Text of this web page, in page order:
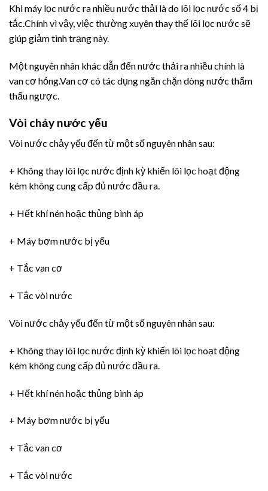
Khi máy lọc nước ra nhiều nước thải là do lõi lọc nước số 4 bị
tắc.Chính vì vậy, việc thường xuyên thay thế lõi lọc nước sẽ
giúp giảm tình trạng này.
Một nguyên nhân khác dẫn đến nước thải ra nhiều chính là
van cơ hỏng.Van cơ có tác dụng ngăn chặn dòng nước thẩm
thấu ngược.
Vòi chảy nước yếu
Vòi nước chảy yếu đến từ một số nguyên nhân sau:
+ Không thay lõi lọc nước định kỳ khiến lõi lọc hoạt động
kém không cung cấp đủ nước đầu ra.
+ Hết khí nén hoặc thủng bình áp
+ Máy bơm nước bị yếu
+ Tắc van cơ
+ Tắc vòi nước
Vòi nước chảy yếu đến từ một số nguyên nhân sau:
+ Không thay lõi lọc nước định kỳ khiến lõi lọc hoạt động
kém không cung cấp đủ nước đầu ra.
+ Hết khí nén hoặc thủng bình áp
+ Máy bơm nước bị yếu
+ Tắc van cơ
+ Tắc vòi nước